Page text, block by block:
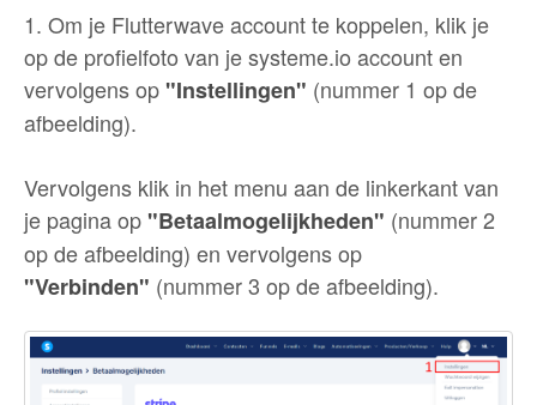
1. Om je Flutterwave account te koppelen, klik je
op de profielfoto van je systeme.io account en
vervolgens op "Instellingen" (nummer 1 op de
afbeelding).
Vervolgens klik in het menu aan de linkerkant van
je pagina op "Betaalmogelijkheden" (nummer 2
op de afbeelding) en vervolgens op
"Verbinden" (nummer 3 op de afbeelding).